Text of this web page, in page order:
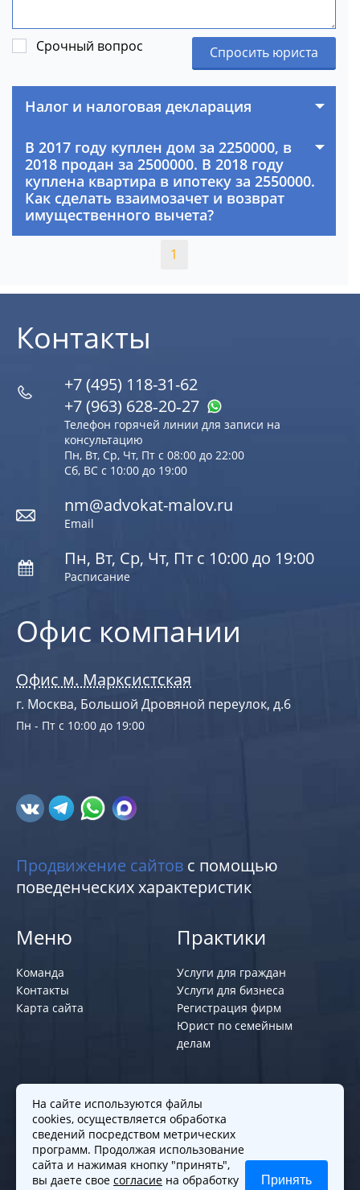
Срочный вопрос Спросить юриста
Налог и налоговая декларация
В 2017 году куплен дом за 2250000, в
2018 продан за 2500000. В 2018 году
куплена квартира в ипотеку за 2550000.
Как сделать взаимозачет и возврат
имущественного вычета?
1
Офис компании
Офис м. Марксистская
г. Москва, Большой Дровяной переулок, д.6
Пн - Пт с 10:00 до 19:00
Контакты
+7 (495) 118-31-62
+7 (963) 628‑20‑27
Телефон горячей линии для записи на
консультацию
Пн, Вт, Ср, Чт, Пт с 08:00 до 22:00
Сб, ВС с 10:00 до 19:00
nm@advokat-malov.ru
Email
Пн, Вт, Ср, Чт, Пт с 10:00 до 19:00
Расписание
Продвижение сайтов с помощью
поведенческих характеристик
Меню
Команда
Контакты
Карта сайта
Практики
Услуги для граждан
Услуги для бизнеса
Регистрация фирм
Юрист по семейным
делам
Политики и правила
Политика обработки персональных
данных
Согласие на обработку cookies
Согласие на обработку персональных
На сайте используются файлы
cookies, осуществляется обработка
сведений посредством метрических
программ. Продолжая использование
сайта и нажимая кнопку "принять",
вы даете свое согласие на обработку
Принять